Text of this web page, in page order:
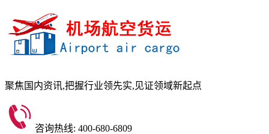
聚焦国内资讯,把握行业领先实,见证领域新起点
咨询热线: 400-680-6809